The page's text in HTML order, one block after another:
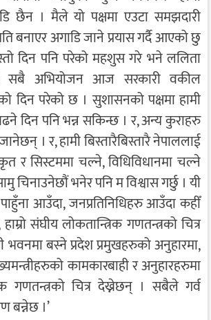
छैन । मैले यो पक्षमा एउटा समझदारी
बनाएर अगाडि जाने प्रयास गर्दै आएको छु
दिन पनि परेको महशुस गरे भने ललिता
सबै अभियोजन आज सरकारी वकील
दिन परेको छ । सुशासनको पक्षमा हामी
दिन पनि भन्न सकिन्छ । र, अन्य कुराहरु
। र, हामी बिस्तारैबिस्तारै नेपाललाई
र सिस्टममा चल्ने, विधिविधानमा चल्ने
चिनाउनेछौं भनेर पनि म विश्वास गर्छु । यी
आउँदा, जनप्रतिनिधिहरु आउँदा कहीँ
संघीय लोकतान्त्रिक गणतन्त्रको चित्र
भवनमा बस्ने प्रदेश प्रमुखहरुको अनुहारमा,
कामकारबाही र अनुहारहरुमा
गणतन्त्रको चित्र देख्नेछन् । सबैले गर्व
बन्नेछ ।’